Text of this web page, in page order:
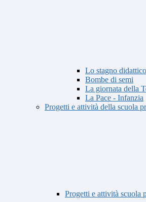
Lo stagno didattico
Bombe di semi
La giornata della
La Pace - Infanzia
Progetti e attività della scuola
Progetti e attività scuola